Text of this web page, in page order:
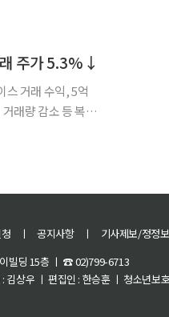
래 주가 5.3%↓
스 거래 수익, 5억
래량 감소 등 복합
ㅣ 공지사항 ㅣ 기사제보/정정
빌딩 15층 ㅣ ☎ 02)799-6713
상우 ㅣ 편집인 : 한승훈 ㅣ 청소년보